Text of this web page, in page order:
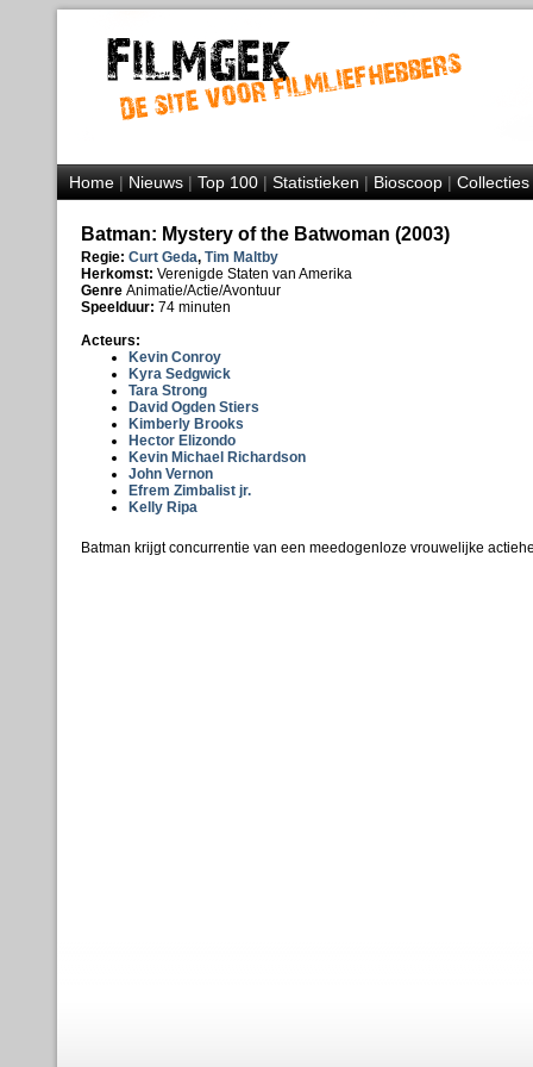
Home|Nieuws|Top 100|Statistieken|Bioscoop|Collecties
Batman: Mystery of the Batwoman (2003)
Regie: Curt Geda, Tim Maltby
Herkomst: Verenigde Staten van Amerika
Genre Animatie/Actie/Avontuur
Speelduur: 74 minuten
Acteurs:
Kevin Conroy
Kyra Sedgwick
Tara Strong
David Ogden Stiers
Kimberly Brooks
Hector Elizondo
Kevin Michael Richardson
John Vernon
Efrem Zimbalist jr.
Kelly Ripa
Batman krijgt concurrentie van een meedogenloze vrouwelijke